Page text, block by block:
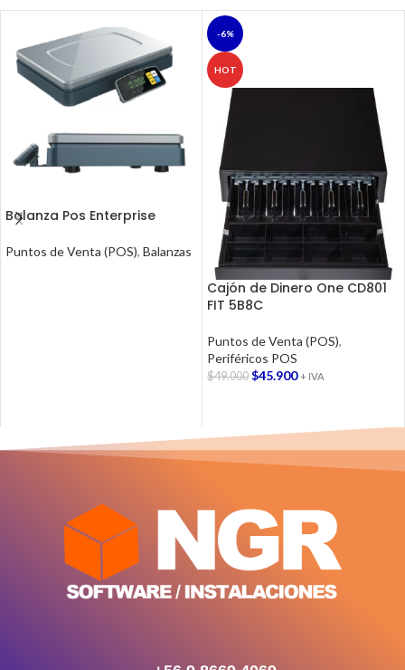
Balanza Pos Enterprise
Puntos de Venta (POS), Balanzas
-6%
HOT
Cajón de Dinero One CD801
FIT 5B8C
Puntos de Venta (POS),
Periféricos POS
$49.000 $45.900 + IVA